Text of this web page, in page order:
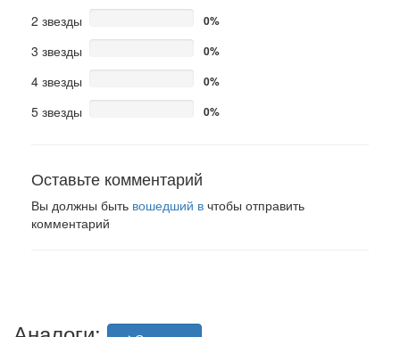
2 звезды 0%
3 звезды 0%
4 звезды 0%
5 звезды 0%
Оставьте комментарий
Вы должны быть вошедший в чтобы отправить
комментарий